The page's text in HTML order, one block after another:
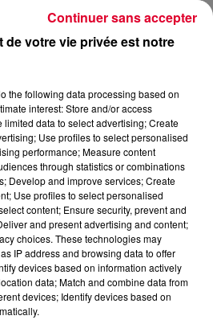
13h03 par Solène Cordier
de votre vie privée est notre
the following data processing based on
interest: Store and/or access
data to select advertising; Create
Use profiles to select personalised
performance; Measure content
through statistics or combinations
Develop and improve services; Create
Use profiles to select personalised
content; Ensure security, prevent and
and present advertising and content;
choices. These technologies may
IP address and browsing data to offer
devices based on information actively
data; Match and combine data from
devices; Identify devices based on
Continuer sans accepter